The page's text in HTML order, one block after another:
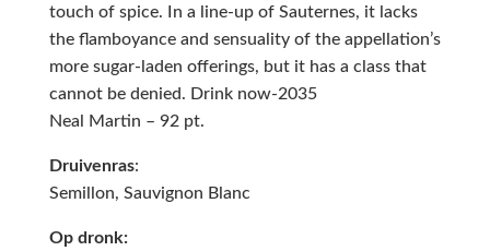
touch of spice. In a line-up of Sauternes, it lacks
the flamboyance and sensuality of the appellation’s
more sugar-laden offerings, but it has a class that
cannot be denied. Drink now-2035
Neal Martin – 92 pt.
Druivenras:
Semillon, Sauvignon Blanc
Op dronk: